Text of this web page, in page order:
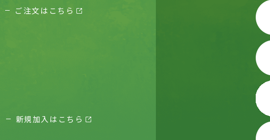
ご注文はこちら
新規加入はこちら